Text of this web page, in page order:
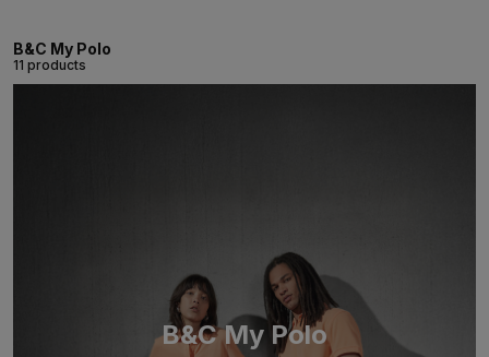
B&C My Polo
11 products
B&C My Polo